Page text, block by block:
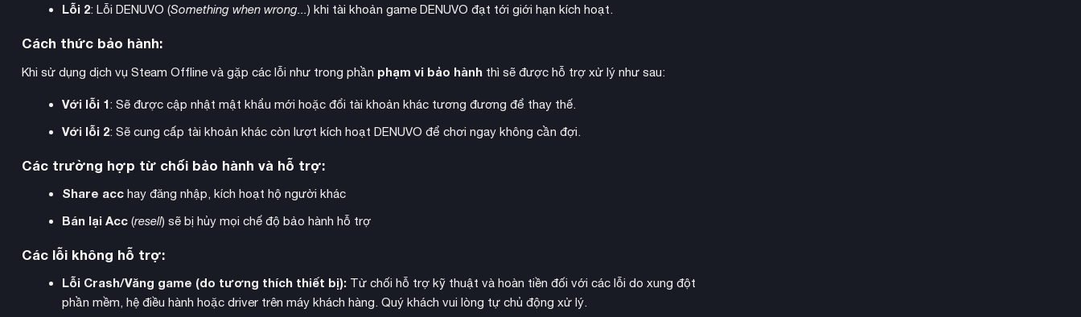
nghiên cứu các chính sách và công nghệ mới để phát triển đất nước theo nhiều hướng khác nhau.
Lỗi 2: Lỗi DENUVO (Something when wrong...) khi tài khoản game DENUVO đạt tới giới hạn kích hoạt.
Cách thức bảo hành:
Khi sử dụng dịch vụ Steam Offline và gặp các lỗi như trong phần phạm vi bảo hành thì sẽ được hỗ trợ xử lý như sau:
Với lỗi 1: Sẽ được cập nhật mật khẩu mới hoặc đổi tài khoản khác tương đương để thay thế.
Với lỗi 2: Sẽ cung cấp tài khoản khác còn lượt kích hoạt DENUVO để chơi ngay không cần đợi.
Các trường hợp từ chối bảo hành và hỗ trợ:
Share acchay đăng nhập, kích hoạt hộ người khác
Bán lại Acc(resell) sẽ bị hủy mọi chế độ bảo hành hỗ trợ
Các lỗi không hỗ trợ:
Lỗi Crash/Văng game (do tương thích thiết bị):Từ chối hỗ trợ kỹ thuật và hoàn tiền đối với các lỗi do xung đột
phần mềm, hệ điều hành hoặc driver trên máy khách hàng. Quý khách vui lòng tự chủ động xử lý.